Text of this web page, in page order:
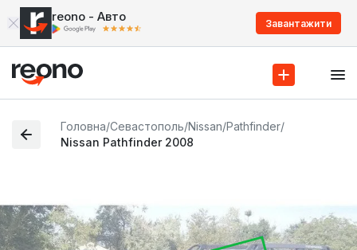
reono - Авто Завантажити
Головна/Севастополь/Nissan/Pathfinder/
Nissan Pathfinder 2008